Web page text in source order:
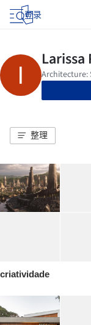
登录
整理
criatividade